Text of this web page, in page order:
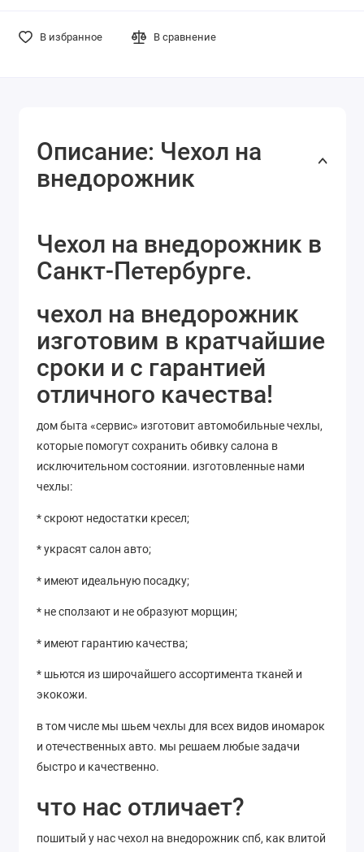
В избранное В сравнение
Описание: Чехол на
внедорожник
Чехол на внедорожник в
Санкт-Петербурге.
чехол на внедорожник
изготовим в кратчайшие
сроки и с гарантией
отличного качества!
дом быта «сервис» изготовит автомобильные чехлы,
которые помогут сохранить обивку салона в
исключительном состоянии. изготовленные нами
чехлы:
* скроют недостатки кресел;
* украсят салон авто;
* имеют идеальную посадку;
* не сползают и не образуют морщин;
* имеют гарантию качества;
* шьются из широчайшего ассортимента тканей и
экокожи.
в том числе мы шьем чехлы для всех видов иномарок
и отечественных авто. мы решаем любые задачи
быстро и качественно.
что нас отличает?
пошитый у нас чехол на внедорожник спб, как влитой